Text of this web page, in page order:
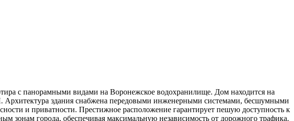
с панорамными видами на Воронежское водохранилище. Дом находится на
Архитектура здания снабжена передовыми инженерными системами, бесшумными
и приватности. Престижное расположение гарантирует пешую доступность к
зонам города, обеспечивая максимальную независимость от дорожного трафика.